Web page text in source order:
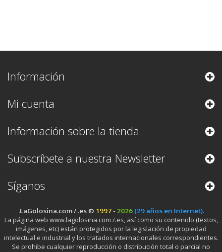
Información
Mi cuenta
Información sobre la tienda
Subscríbete a nuestra Newsletter
Síganos
.LaGolosina.com / .es © 1997- 2026 (29 años en Internet).
La página web www.lagolosina.com /.es, así como su contenido (textos,
imágenes, etc) están protegidos por la legislación de propiedad
intelectual e industrial y los tratados internacionales correspondientes.
Se prohibe cualquier reproducción o distribución total o parcial no